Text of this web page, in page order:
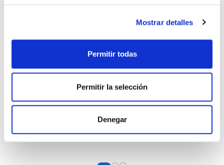
Mostrar detalles
Permitir todas
Permitir la selección
Denegar
CAMISETA ENTRENO PORTERO 25-26 VERDE